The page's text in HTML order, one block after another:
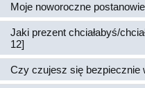
Moje noworoczne
Jaki prezent chciałabyś/
12]
Czy czujesz się bezpiecznie